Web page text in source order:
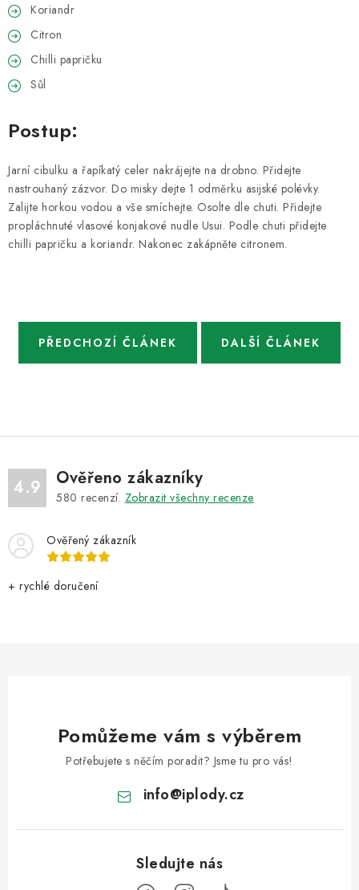
Koriandr
Citron
Chilli papričku
Sůl
Postup:
Jarní cibulku a řapíkatý celer nakrájejte na drobno. Přidejte
nastrouhaný zázvor. Do misky dejte 1 odměrku asijské polévky.
Zalijte horkou vodou a vše smíchejte. Osolte dle chuti. Přidejte
propláchnuté vlasové konjakové nudle Usui. Podle chuti přidejte
chilli papričku a koriandr. Nakonec zakápněte citronem.
PŘEDCHOZÍ ČLÁNEK DALŠÍ ČLÁNEK
4.9 Ověřeno zákazníky
580 recenzí. Zobrazit všechny recenze
Ověřený zákazník
+ rychlé doručení
Pomůžeme vám s výběrem
Potřebujete s něčím poradit? Jsme tu pro vás!
info@iplody.cz